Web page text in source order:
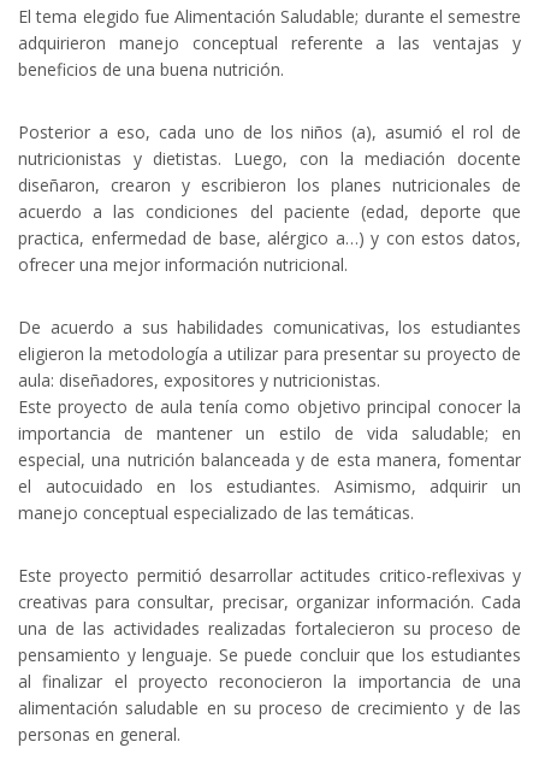
El tema elegido fue Alimentación Saludable; durante el semestre
adquirieron manejo conceptual referente a las ventajas y
beneficios de una buena nutrición.
Posterior a eso, cada uno de los niños (a), asumió el rol de
nutricionistas y dietistas. Luego, con la mediación docente
diseñaron, crearon y escribieron los planes nutricionales de
acuerdo a las condiciones del paciente (edad, deporte que
practica, enfermedad de base, alérgico a…) y con estos datos,
ofrecer una mejor información nutricional.
De acuerdo a sus habilidades comunicativas, los estudiantes
eligieron la metodología a utilizar para presentar su proyecto de
aula: diseñadores, expositores y nutricionistas.
Este proyecto de aula tenía como objetivo principal conocer la
importancia de mantener un estilo de vida saludable; en
especial, una nutrición balanceada y de esta manera, fomentar
el autocuidado en los estudiantes. Asimismo, adquirir un
manejo conceptual especializado de las temáticas.
Este proyecto permitió desarrollar actitudes critico-reflexivas y
creativas para consultar, precisar, organizar información. Cada
una de las actividades realizadas fortalecieron su proceso de
pensamiento y lenguaje. Se puede concluir que los estudiantes
al finalizar el proyecto reconocieron la importancia de una
alimentación saludable en su proceso de crecimiento y de las
personas en general.